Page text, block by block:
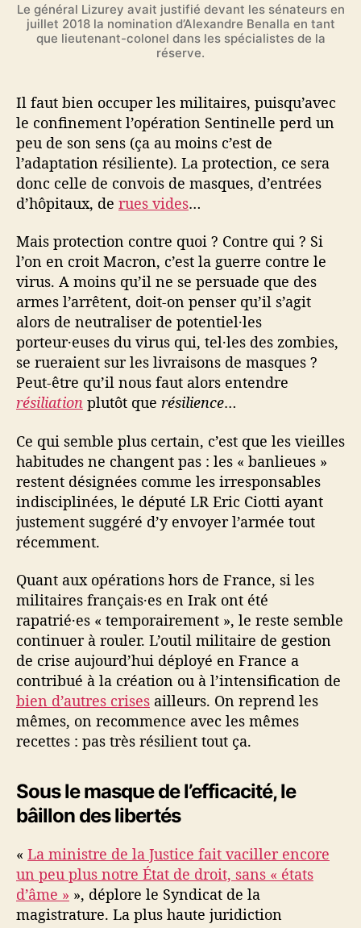
Le général Lizurey avait justifié devant les sénateurs en
juillet 2018 la nomination d’Alexandre Benalla en tant
que lieutenant-colonel dans les spécialistes de la
réserve.
Il faut bien occuper les militaires, puisqu’avec
le confinement l’opération Sentinelle perd un
peu de son sens (ça au moins c’est de
l’adaptation résiliente). La protection, ce sera
donc celle de convois de masques, d’entrées
d’hôpitaux, de rues vides…
Mais protection contre quoi ? Contre qui ? Si
l’on en croit Macron, c’est la guerre contre le
virus. A moins qu’il ne se persuade que des
armes l’arrêtent, doit-on penser qu’il s’agit
alors de neutraliser de potentiel·les
porteur·euses du virus qui, tel·les des zombies,
se rueraient sur les livraisons de masques ?
Peut-être qu’il nous faut alors entendre
résiliation plutôt que résilience…
Ce qui semble plus certain, c’est que les vieilles
habitudes ne changent pas : les « banlieues »
restent désignées comme les irresponsables
indisciplinées, le député LR Eric Ciotti ayant
justement suggéré d’y envoyer l’armée tout
récemment.
Quant aux opérations hors de France, si les
militaires français·es en Irak ont été
rapatrié·es « temporairement », le reste semble
continuer à rouler. L’outil militaire de gestion
de crise aujourd’hui déployé en France a
contribué à la création ou à l’intensification de
bien d’autres crises ailleurs. On reprend les
mêmes, on recommence avec les mêmes
recettes : pas très résilient tout ça.
Sous le masque de l’efficacité, le
bâillon des libertés
« La ministre de la Justice fait vaciller encore
un peu plus notre État de droit, sans « états
d’âme » », déplore le Syndicat de la
magistrature. La plus haute juridiction